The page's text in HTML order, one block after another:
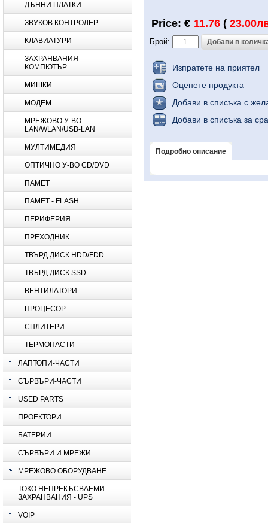
ДЪННИ ПЛАТКИ
ЗВУКОВ КОНТРОЛЕР
КЛАВИАТУРИ
ЗАХРАНВАНИЯ
КОМПЮТЪР
МИШКИ
МОДЕМ
МРЕЖОВО У-ВО
LAN/WLAN/USB-LAN
МУЛТИМЕДИЯ
ОПТИЧНО У-ВО CD/DVD
ПАМЕТ
ПАМЕТ - FLASH
ПЕРИФЕРИЯ
ПРЕХОДНИК
ТВЪРД ДИСК HDD/FDD
ТВЪРД ДИСК SSD
ВЕНТИЛАТОРИ
ПРОЦЕСОР
СПЛИТЕРИ
ТЕРМОПАСТИ
ЛАПТОПИ-ЧАСТИ
СЪРВЪРИ-ЧАСТИ
USED PARTS
ПРОЕКТОРИ
БАТЕРИИ
СЪРВЪРИ И МРЕЖИ
МРЕЖОВО ОБОРУДВАНЕ
ТОКО НЕПРЕКЪСВАЕМИ
ЗАХРАНВАНИЯ - UPS
VOIP
Price: € 11.76(
Брой:
Изпратете на приятел
Оценете продукта
Добави в списъка с
Добави в списъка за
Подробно описание